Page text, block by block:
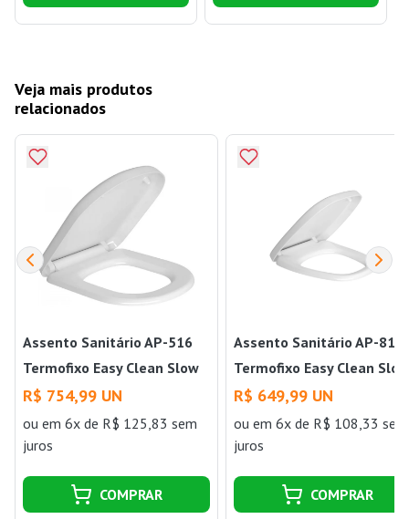
Veja mais produtos
relacionados
Assento Sanitário AP-516
Termofixo Easy Clean Slow
Close Vogue Plus Branco
Deca
R$ 754,99 UN
ou em 6x de R$ 125,83 sem
juros
COMPRAR
Assento Sanitário AP-816
Termofixo Easy Clean
Close Monte Carlo Branco
Deca
R$ 649,99 UN
ouem 6x de R$ 108,33 sem
juros
COMPRAR